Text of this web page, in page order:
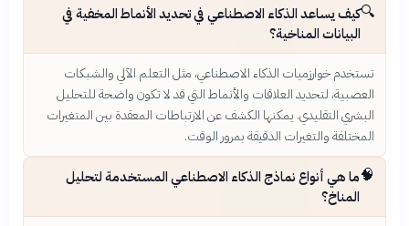
🔍كيف يساعد الذكاء الاصطناعي في تحديد الأنماط المخفية في
البيانات المناخية؟
تستخدم خوارزميات الذكاء الاصطناعي، مثل التعلم الآلي والشبكات
العصبية، لتحديد العلاقات والأنماط التي قد لا تكون واضحة للتحليل
البشري التقليدي. يمكنها الكشف عن الارتباطات المعقدة بين المتغيرات
المختلفة والتغيرات الدقيقة بمرور الوقت.
🧠ما هي أنواع نماذج الذكاء الاصطناعي المستخدمة لتحليل
المناخ؟